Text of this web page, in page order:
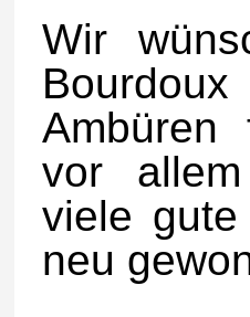
Wir
Ambüren
vor
viele
neu